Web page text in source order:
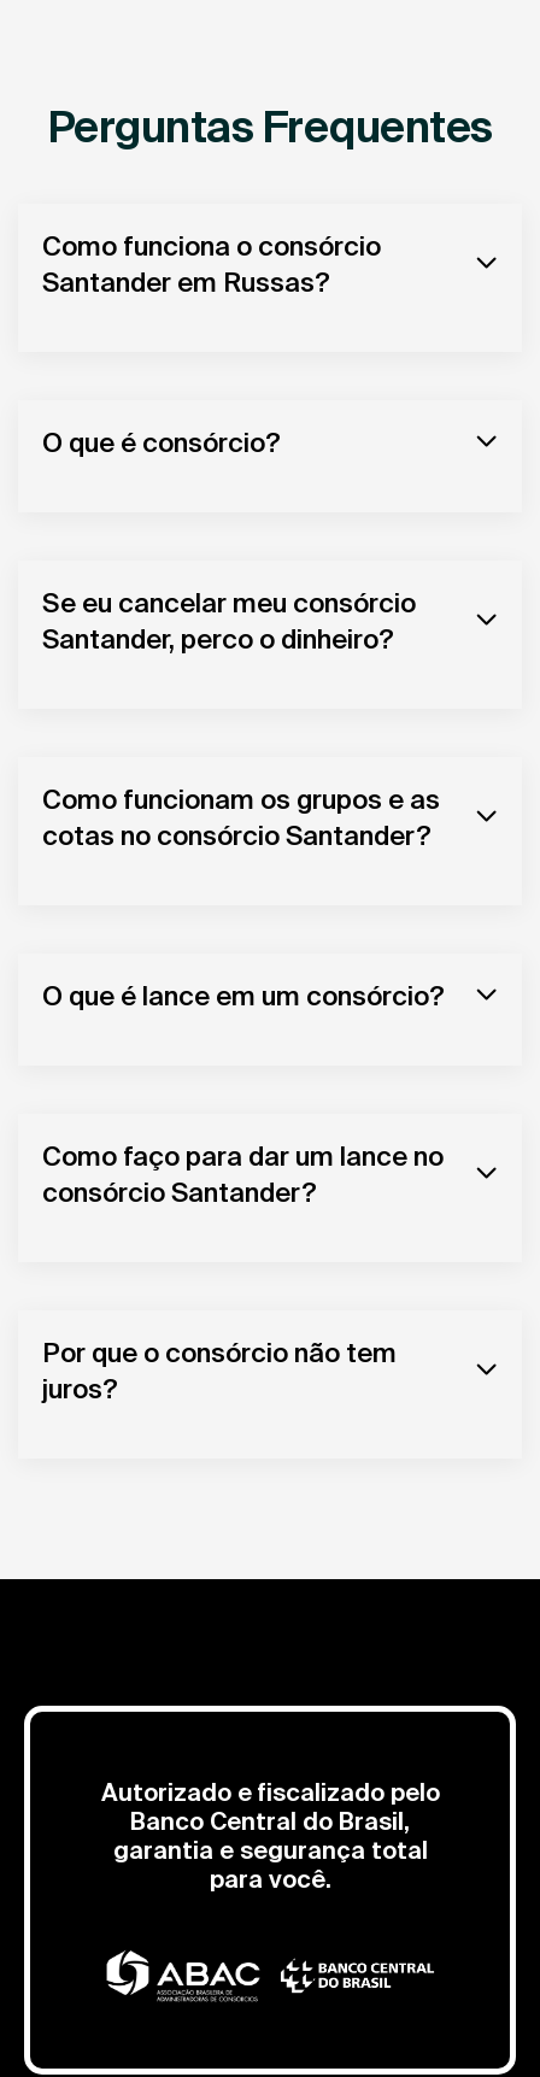
Perguntas Frequentes
Como funciona o consórcio
Santander em Russas?
O que é consórcio?
Se eu cancelar meu consórcio
Santander, perco o dinheiro?
Como funcionam os grupos e as
cotas no consórcio Santander?
O que é lance em um consórcio?
Como faço para dar um lance no
consórcio Santander?
Por que o consórcio não tem
juros?
Autorizado e fiscalizado pelo
Banco Central do Brasil,
garantia e segurança total
para você.